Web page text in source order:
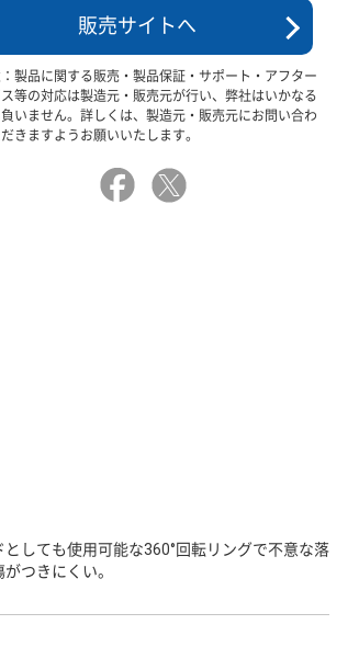
販売サイトへ
製品に関する販売・製品保証・サポート・アフター
等の対応は製造元・販売元が行い、弊社はいかなる
いません。詳しくは、製造元・販売元にお問い合わ
きますようお願いいたします。
しても使用可能な360°回転リングで不意な落
つきにくい。